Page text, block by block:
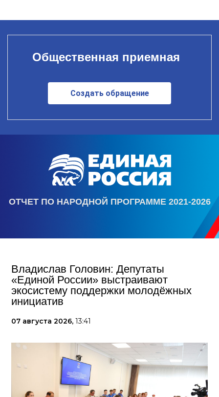
Общественная приемная
Создать обращение
ОТЧЕТ ПО НАРОДНОЙ ПРОГРАММЕ 2021-2026
Владислав Головин: Депутаты
«Единой России» выстраивают
экосистему поддержки молодёжных
инициатив
07 августа 2026, 13:41